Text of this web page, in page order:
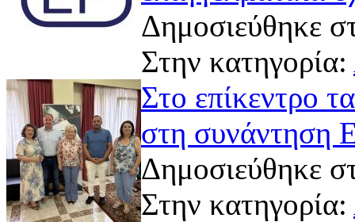
Δημοσιεύθηκε
Στην κατηγορία:
Στο επίκεντρο
στη συνάντηση
Δημοσιεύθηκε
Στην κατηγορία: